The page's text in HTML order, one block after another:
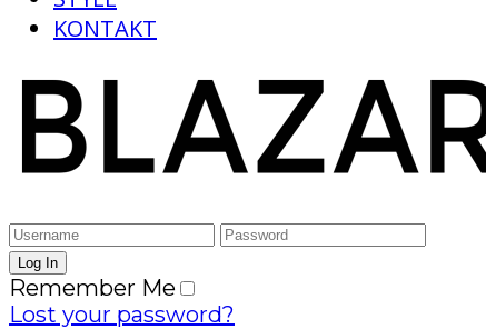
KONTAKT
Remember Me
Lost your password?